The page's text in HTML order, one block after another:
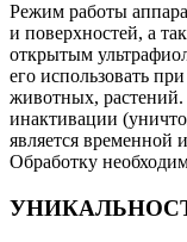
Режим работы
и поверхностей, а
открытым
его использовать
животных,
инактивации
является временной
Обработку